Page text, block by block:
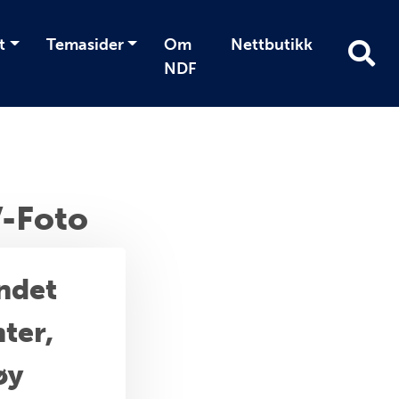
Temasider
Om
NDF
Nettbutikk
Foto